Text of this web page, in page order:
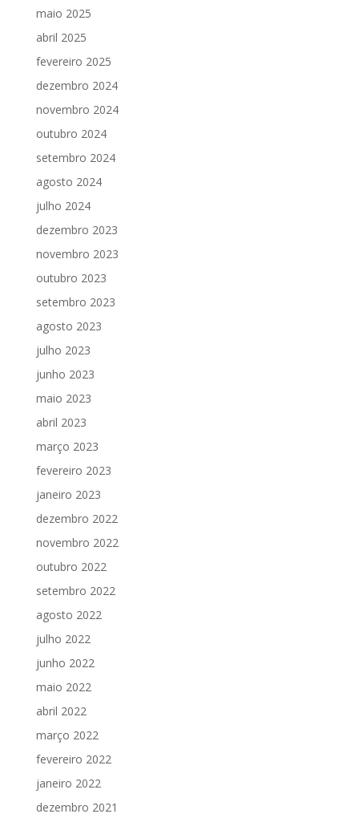
maio 2025
abril 2025
fevereiro 2025
dezembro 2024
novembro 2024
outubro 2024
setembro 2024
agosto 2024
julho 2024
dezembro 2023
novembro 2023
outubro 2023
setembro 2023
agosto 2023
julho 2023
junho 2023
maio 2023
abril 2023
março 2023
fevereiro 2023
janeiro 2023
dezembro 2022
novembro 2022
outubro 2022
setembro 2022
agosto 2022
julho 2022
junho 2022
maio 2022
abril 2022
março 2022
fevereiro 2022
janeiro 2022
dezembro 2021